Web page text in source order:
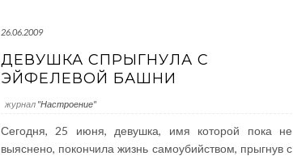
26.06.2009
ДЕВУШКА СПРЫГНУЛА С
ЭЙФЕЛЕВОЙ БАШНИ
журнал "Настроение"
Сегодня, 25 июня, девушка, имя которой пока не
выяснено, покончила жизнь самоубийством, прыгнув с